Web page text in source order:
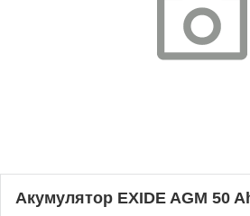
Акумулятор EXIDE AGM 50